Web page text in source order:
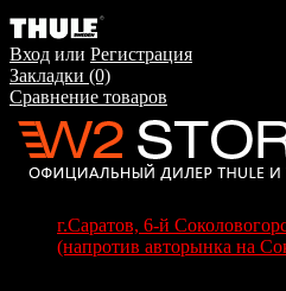
Вход или Регистрация
Закладки (0)
Сравнение товаров
г.Саратов, 6-й
(напротив авторынка на